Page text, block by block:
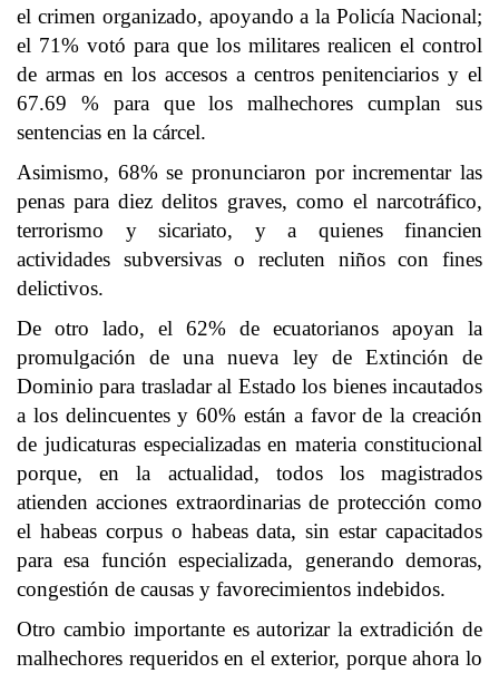
el crimen organizado, apoyando a la Policía Nacional;
el 71% votó para que los militares realicen el control
de armas en los accesos a centros penitenciarios y el
67.69 % para que los malhechores cumplan sus
sentencias en la cárcel.
Asimismo, 68% se pronunciaron por incrementar las
penas para diez delitos graves, como el narcotráfico,
terrorismo y sicariato, y a quienes financien
actividades subversivas o recluten niños con fines
delictivos.
De otro lado, el 62% de ecuatorianos apoyan la
promulgación de una nueva ley de Extinción de
Dominio para trasladar al Estado los bienes incautados
a los delincuentes y 60% están a favor de la creación
de judicaturas especializadas en materia constitucional
porque, en la actualidad, todos los magistrados
atienden acciones extraordinarias de protección como
el habeas corpus o habeas data, sin estar capacitados
para esa función especializada, generando demoras,
congestión de causas y favorecimientos indebidos.
Otro cambio importante es autorizar la extradición de
malhechores requeridos en el exterior, porque ahora lo